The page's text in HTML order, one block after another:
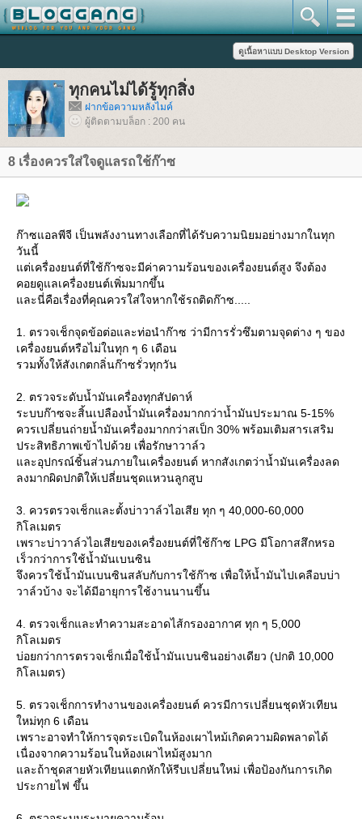
ทุกคนไม่ได้รู้ทุกสิ่ง
ฝากข้อความหลังไมค์
ผู้ติดตามบล็อก : 200 คน
8 เรื่องควรใส่ใจดูแลรถใช้ก๊าซ
ก๊าซแอลพีจี เป็นพลังงานทางเลือกที่ได้รับความนิยมอย่างมากในทุก
วันนี้
ต่เครื่องยนต์ที่ใช้ก๊าซจะมีค่าความร้อนของเครื่องยนต์สูง จึงต้อง
คอยดูแลเครื่องยนต์เพิ่มมากขึ้น
ละนี่คือเรื่องที่คุณควรใส่ใจหากใช้รถติดก๊าซ.....
1. ตรวจเช็กจุดข้อต่อและท่อนำก๊าซ ว่ามีการรั่วซึมตามจุดต่าง ๆ ของ
เครื่องยนต์หรือไม่ในทุก ๆ 6 เดือน
รวมทั้งให้สังเกตกลิ่นก๊าซรั่วทุกวัน
2. ตรวจระดับน้ำมันเครื่องทุกสัปดาห์
ระบบก๊าซจะสิ้นเปลืองน้ำมันเครื่องมากกว่าน้ำมันประมาณ 5-15%
ควรเปลี่ยนถ่ายน้ำมันเครื่องมากกว่าสเป็ก 30% พร้อมเติมสารเสริม
ประสิทธิภาพเข้าไปด้วย เพื่อรักษาวาล์ว
ละอุปกรณ์ชิ้นส่วนภายในเครื่องยนต์ หากสังเกตว่าน้ำมันเครื่องลด
ลงมากผิดปกติให้เปลี่ยนชุดแหวนลูกสูบ
3. ควรตรวจเช็กและตั้งบ่าวาล์วไอเสีย ทุก ๆ 40,000-60,000
กิโลเมตร
เพราะบ่าวาล์วไอเสียของเครื่องยนต์ที่ใช้ก๊าซ LPG มีโอกาสสึกหรอ
เร็วกว่าการใช้น้ำมันเบนซิน
จึงควรใช้น้ำมันเบนซินสลับกับการใช้ก๊าซ เพื่อให้น้ำมันไปเคลือบบ่า
วาล์วบ้าง จะได้มีอายุการใช้งานนานขึ้น
4. ตรวจเช็กและทำความสะอาดไส้กรองอากาศ ทุก ๆ 5,000
กิโลเมตร
บ่อยกว่าการตรวจเช็กเมื่อใช้น้ำมันเบนซินอย่างเดียว (ปกติ 10,000
กิโลเมตร)
5. ตรวจเช็กการทำงานของเครื่องยนต์ ควรมีการเปลี่ยนชุดหัวเทียน
หม่ทุก 6 เดือน
เพราะอาจทำให้การจุดระเบิดในห้องเผาไหม้เกิดความผิดพลาดได้
เนื่องจากความร้อนในห้องเผาไหม้สูงมาก
ละถ้าชุดสายหัวเทียนแตกหักให้รีบเปลี่ยนใหม่ เพื่อป้องกันการเกิด
ประกายไฟ ขึ้น